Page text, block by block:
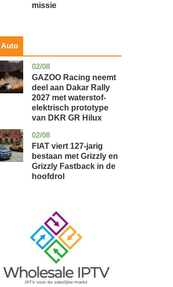
missie
Auto
02/08
auto
GAZOO Racing neemt
deel aan Dakar Rally
2027 met waterstof-
elektrisch prototype
van DKR GR Hilux
02/08
auto
FIAT viert 127-jarig
bestaan met Grizzly en
Grizzly Fastback in de
hoofdrol